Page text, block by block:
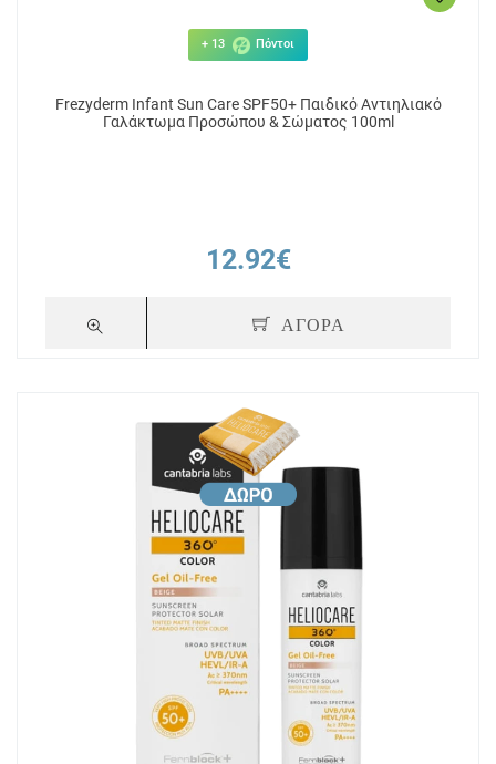
+ 13 Πόντοι
Frezyderm Infant Sun Care SPF50+ Παιδικό Αντιηλιακό
Γαλάκτωμα Προσώπου & Σώματος 100ml
12.92€
ΑΓΟΡΑ